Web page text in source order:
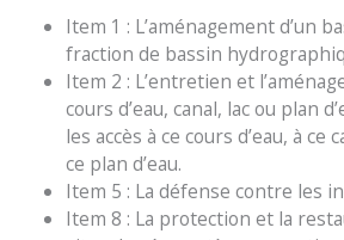
Item 1 : L’aménagement d’un
fraction de bassin
Item 2 : L’entretien et
cours d’eau, canal, lac ou plan
les accès à ce cours d’eau, à ce
ce plan d’eau.
Item 5 : La défense contre les
Item 8 : La protection et la